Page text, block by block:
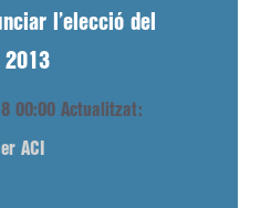
l’elecció del
2013
00:00 Actualitzat:
ACI